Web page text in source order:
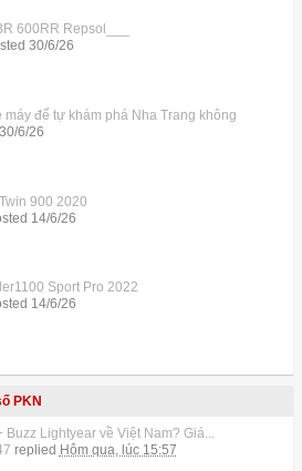
600RR Repsol___
30/6/26
máy để tự khám phá Nha Trang không
30/6/26
900 2020
14/6/26
Sport Pro 2022
14/6/26
PKN
Buzz Lightyear về Việt Nam? Giá...
replied Hôm qua, lúc 15:57